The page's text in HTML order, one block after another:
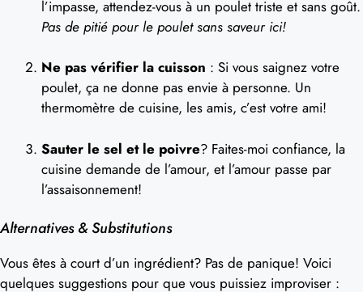
l’impasse, attendez-vous à un poulet triste et sans goût.
Pas de pitié pour le poulet sans saveur ici!
Ne pas vérifier la cuisson : Si vous saignez votre
poulet, ça ne donne pas envie à personne. Un
thermomètre de cuisine, les amis, c’est votre ami!
Sauter le sel et le poivre? Faites-moi confiance, la
cuisine demande de l’amour, et l’amour passe par
l’assaisonnement!
Alternatives & Substitutions
Vous êtes à court d’un ingrédient? Pas de panique! Voici
quelques suggestions pour que vous puissiez improviser :